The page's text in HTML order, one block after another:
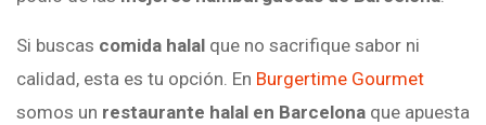
Si buscas comida halal que no sacrifique sabor ni
calidad, esta es tu opción. En Burgertime Gourmet
somos un restaurante halal en Barcelona que apuesta